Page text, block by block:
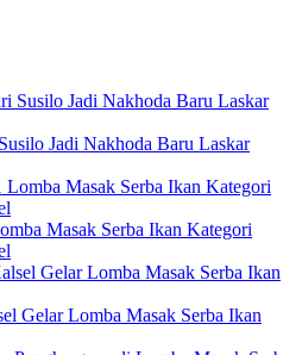
Jadi Nakhoda Baru Laskar
Masak Serba Ikan Kategori
Gelar Lomba Masak Serba Ikan